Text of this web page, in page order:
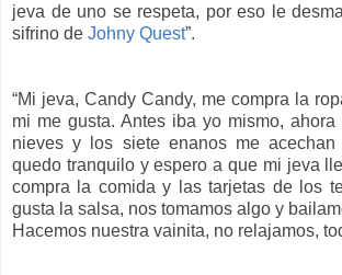
jeva de uno se respeta, por eso le
sifrino de Johny Quest”.
“Mi jeva, Candy Candy, me compra la
mi me gusta. Antes iba yo mismo,
nieves y los siete enanos me
quedo tranquilo y espero a que mi jeva
compra la comida y las tarjetas de los
gusta la salsa, nos tomamos algo y
Hacemos nuestra vainita, no relajamos,